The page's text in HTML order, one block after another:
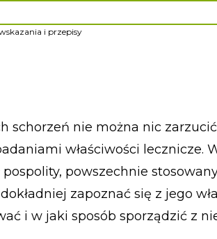
i przepisy
nie można nic
właściwości lecznicze.
powszechnie
zapoznać się z jego
i w jaki sposób sporządzić z